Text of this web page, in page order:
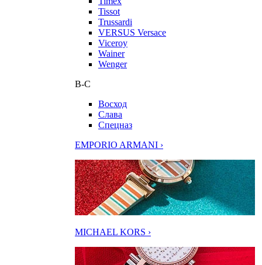
Tissot
Trussardi
VERSUS Versace
Viceroy
Wainer
Wenger
В-С
Восход
Слава
Спецназ
EMPORIO ARMANI ›
MICHAEL KORS ›